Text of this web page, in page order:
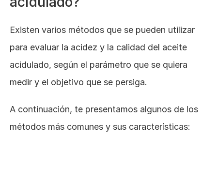
Existen varios métodos que se pueden utilizar
para evaluar la acidez y la calidad del aceite
acidulado, según el parámetro que se quiera
medir y el objetivo que se persiga.
A continuación, te presentamos algunos de los
métodos más comunes y sus características: